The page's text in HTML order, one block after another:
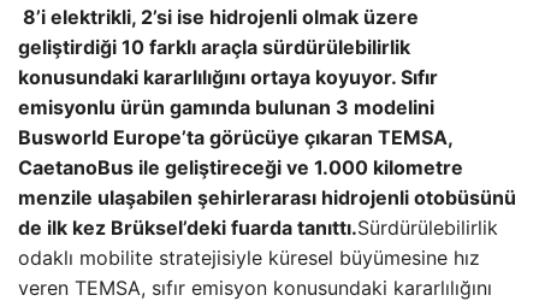
8’i elektrikli, 2’si ise hidrojenli olmak üzere
geliştirdiği 10 farklı araçla sürdürülebilirlik
konusundaki kararlılığını ortaya koyuyor. Sıfır
emisyonlu ürün gamında bulunan 3 modelini
Busworld Europe’ta görücüye çıkaran TEMSA,
CaetanoBus ile geliştireceği ve 1.000 kilometre
menzile ulaşabilen şehirlerarası hidrojenli otobüsünü
de ilk kez Brüksel’deki fuarda tanıttı.Sürdürülebilirlik
odaklı mobilite stratejisiyle küresel büyümesine hız
veren TEMSA, sıfır emisyon konusundaki kararlılığını